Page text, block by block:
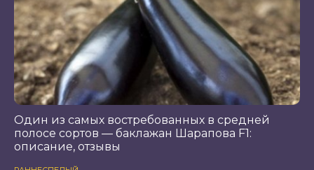
Один из самых востребованных в средней
полосе сортов — баклажан Шарапова F1:
описание, отзывы